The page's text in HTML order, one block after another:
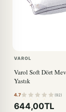
VAROL
Varol Soft Dört
Yastık
4.7 (92)
644,00TL